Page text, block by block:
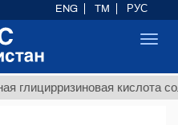
кислота
ENG TM РУС